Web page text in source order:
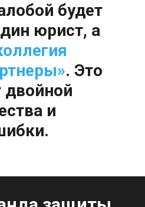
будет
юрист, а
. Это
двойной
и